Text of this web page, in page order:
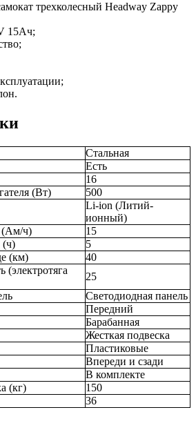
трехколесный Headway Zappy
15Ач;
Стальная
Есть
16
(Вт)
500
Li-ion (Литий-
ионный)
(Ам/ч)
15
(ч)
5
(км)
40
(электротяга
25
Светодиодная панель
Передний
Барабанная
Жесткая подвеска
Пластиковые
Впереди и сзади
В комплекте
(кг)
150
36